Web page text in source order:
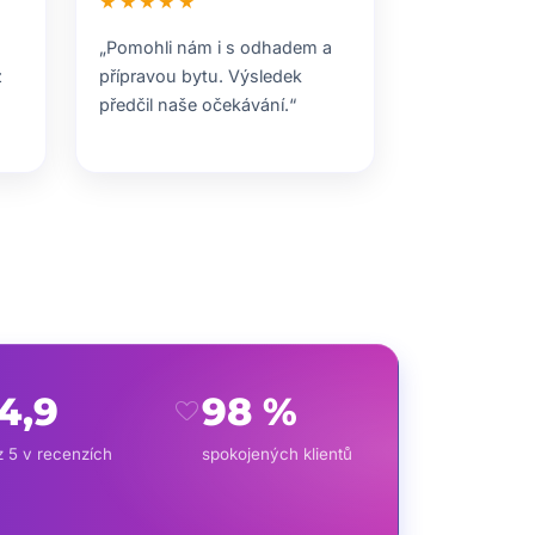
„Pomohli nám i s odhadem a
přípravou bytu. Výsledek
předčil naše očekávání.“
5 v recenzích
favorite98 %
spokojených klientů